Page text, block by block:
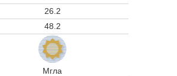
26.2
48.2
Мгла